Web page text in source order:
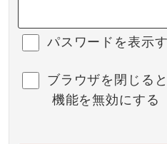
パスワードを表示
ブラウザを閉じる
機能を無効にする